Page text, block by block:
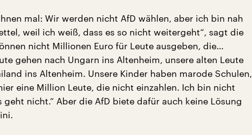
mal: Wir werden nicht AfD wählen, aber ich bin nah
weil ich weiß, dass es so nicht weitergeht“, sagt die
nicht Millionen Euro für Leute ausgeben, die…
gehen nach Ungarn ins Altenheim, unsere alten Leute
ins Altenheim. Unsere Kinder haben marode Schulen,
eine Million Leute, die nicht einzahlen. Ich bin nicht
geht nicht.“ Aber die AfD biete dafür auch keine Lösung